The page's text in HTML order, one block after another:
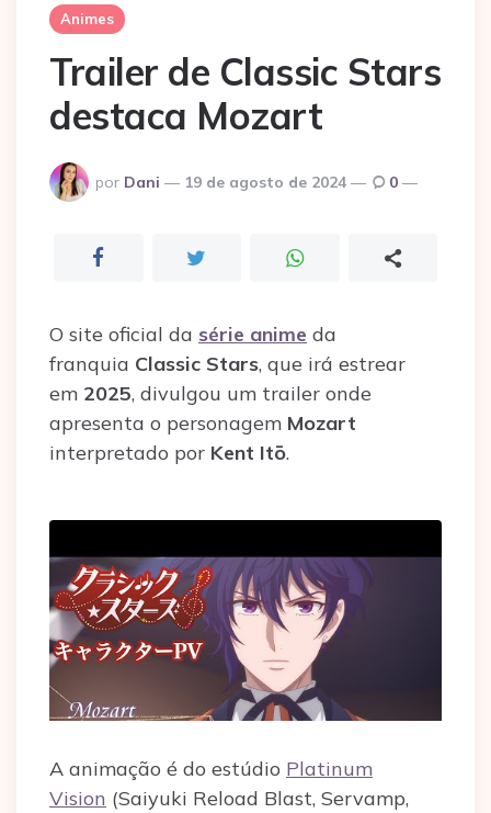
Animes
Trailer de Classic Stars
destaca Mozart
Postado
por
por Dani 19 de agosto de 2024 0
O site oficial da série anime da
franquia Classic Stars, que irá estrear
em 2025, divulgou um trailer onde
apresenta o personagem Mozart
interpretado por Kent Itō.
A animação é do estúdio Platinum
Vision (Saiyuki Reload Blast, Servamp,